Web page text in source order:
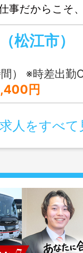
事だからこそ
方におすすめ
松江市）
OK（就業開始時刻よ
円
人をすべて